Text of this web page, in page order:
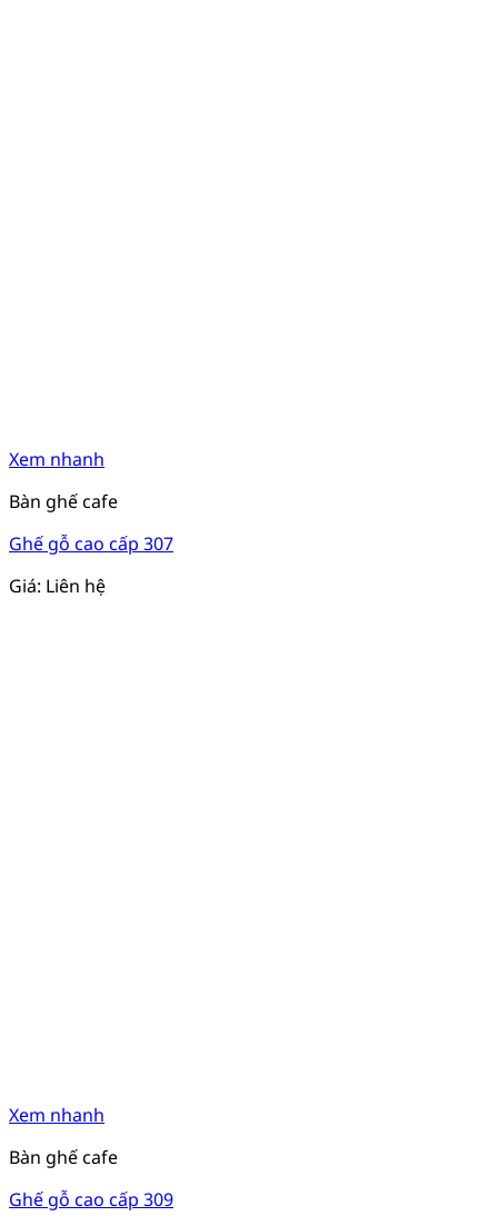
Xem nhanh
Bàn ghế cafe
Ghế gỗ cao cấp 307
Giá: Liên hệ
Xem nhanh
Bàn ghế cafe
Ghế gỗ cao cấp 309